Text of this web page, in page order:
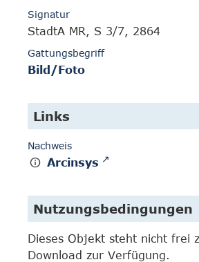
Signatur
StadtA MR, S 3/7, 2864
Gattungsbegriff
Bild/Foto
Links
Nachweis
Arcinsys
Nutzungsbedingungen
Dieses Objekt steht nicht frei
Download zur Verfügung.